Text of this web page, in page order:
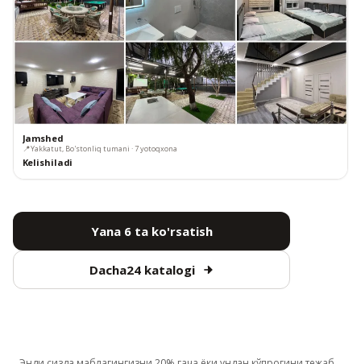
Jamshed
📍Yakkatut, Bo'stonliq tumani · 7 yotoqxona
Kelishiladi
Yana 6 ta ko'rsatish
Dacha24 katalogi